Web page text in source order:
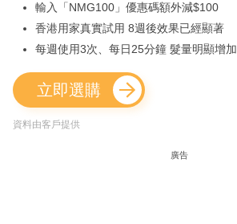
輸入「NMG100」優惠碼額外減$100
香港用家真實試用 8週後效果已經顯著
每週使用3次、每日25分鐘 髮量明顯增加
立即選購
資料由客戶提供
廣告